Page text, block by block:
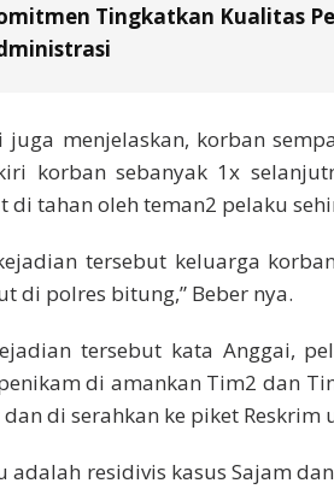
Tingkatkan Kualitas
juga menjelaskan, korban
korban sebanyak 1x
di tahan oleh teman2 pelaku
tersebut keluarga
di polres bitung,” Beber nya.
tersebut kata Anggai,
di amankan Tim2 dan
di serahkan ke piket Reskrim
adalah residivis kasus Sajam